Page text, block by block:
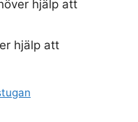
hjälp att
hjälp att